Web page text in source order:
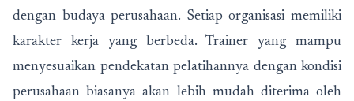
dengan budaya perusahaan. Setiap organisasi memiliki
karakter kerja yang berbeda. Trainer yang mampu
menyesuaikan pendekatan pelatihannya dengan kondisi
perusahaan biasanya akan lebih mudah diterima oleh